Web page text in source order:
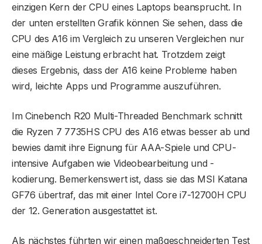
einzigen Kern der CPU eines Laptops beansprucht. In
der unten erstellten Grafik können Sie sehen, dass die
CPU des A16 im Vergleich zu unseren Vergleichen nur
eine mäßige Leistung erbracht hat. Trotzdem zeigt
dieses Ergebnis, dass der A16 keine Probleme haben
wird, leichte Apps und Programme auszuführen.
Im Cinebench R20 Multi-Threaded Benchmark schnitt
die Ryzen 7 7735HS CPU des A16 etwas besser ab und
bewies damit ihre Eignung für AAA-Spiele und CPU-
intensive Aufgaben wie Videobearbeitung und -
kodierung. Bemerkenswert ist, dass sie das MSI Katana
GF76 übertraf, das mit einer Intel Core i7-12700H CPU
der 12. Generation ausgestattet ist.
Als nächstes führten wir einen maßgeschneiderten Test